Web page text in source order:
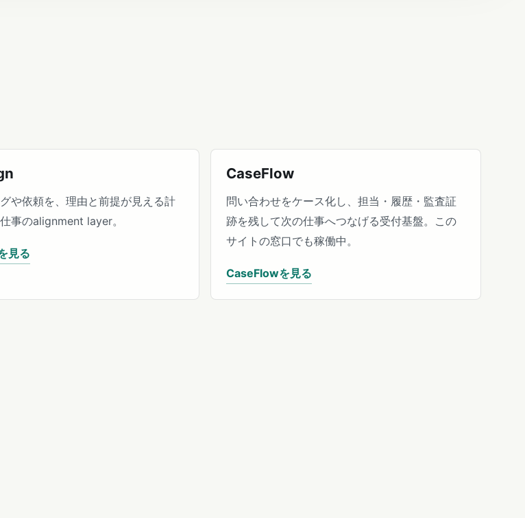
や依頼を、理由と前提が見える計
事のalignment layer。
見る
CaseFlow
問い合わせをケース化し、担当・履歴・監査証
跡を残して次の仕事へつなげる受付基盤。この
サイトの窓口でも稼働中。
CaseFlowを見る